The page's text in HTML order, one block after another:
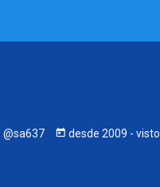
@sa637 desde 2009 - visto